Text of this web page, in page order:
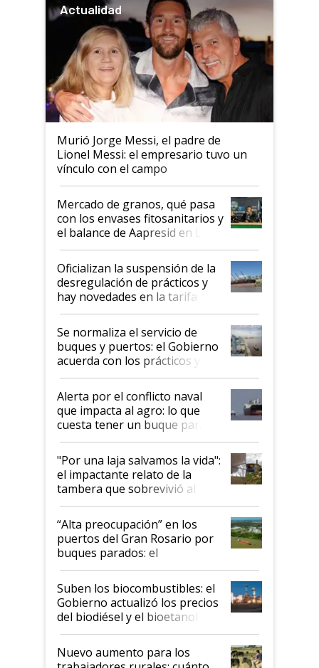
Actualidad
Murió Jorge Messi, el padre de
Lionel Messi: el empresario tuvo un
vínculo con el campo
Mercado de granos, qué pasa
con los envases fitosanitarios y
el balance de Aapresid en La
Posta
Oficializan la suspensión de la
desregulación de prácticos y
hay novedades en la tarifa de
la hidrovía
Se normaliza el servicio de
buques y puertos: el Gobierno
acuerda con los prácticos y
suspende el decreto de
desregulación
Alerta por el conflicto naval
que impacta al agro: lo que
cuesta tener un buque parado
y el peligro de que Argentina
pase a ser "país sucio"
"Por una laja salvamos la vida":
el impactante relato de la
tambera que sobrevivió al
tornado
“Alta preocupación” en los
puertos del Gran Rosario por
buques parados: el
funcionamiento de las
exportadoras en tensión tras
la medida de fuerza de los
prácticos
Suben los biocombustibles: el
Gobierno actualizó los precios
del biodiésel y el bioetanol
Nuevo aumento para los